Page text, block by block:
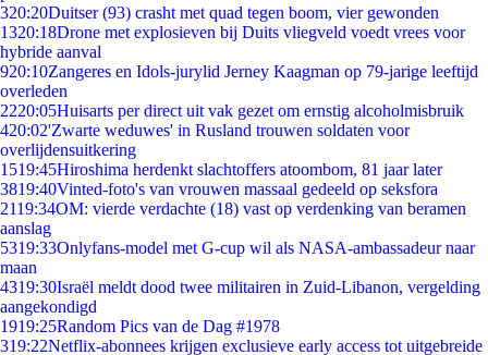
320:20Duitser (93) crasht met quad tegen boom, vier gewonden
1320:18Drone met explosieven bij Duits vliegveld voedt vrees voor
hybride aanval
920:10Zangeres en Idols-jurylid Jerney Kaagman op 79-jarige leeftijd
overleden
2220:05Huisarts per direct uit vak gezet om ernstig alcoholmisbruik
420:02'Zwarte weduwes' in Rusland trouwen soldaten voor
overlijdensuitkering
1519:45Hiroshima herdenkt slachtoffers atoombom, 81 jaar later
3819:40Vinted-foto's van vrouwen massaal gedeeld op seksfora
2119:34OM: vierde verdachte (18) vast op verdenking van beramen
aanslag
5319:33Onlyfans-model met G-cup wil als NASA-ambassadeur naar
maan
4319:30Israël meldt dood twee militairen in Zuid-Libanon, vergelding
aangekondigd
1919:25Random Pics van de Dag #1978
319:22Netflix-abonnees krijgen exclusieve early access tot uitgebreide